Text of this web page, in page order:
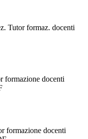
Tutor formaz. docenti
formazione docenti
formazione docenti